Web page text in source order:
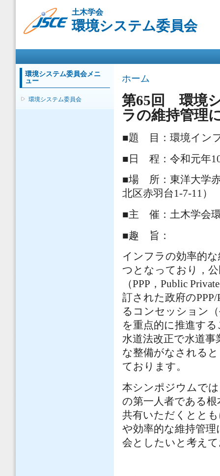
動
土木学会
環境システム委員会
環境システム委員会メニ
ュー
環境システム委員会
現在地
ホーム
第65回 環境
ラの維持管理
■題 目：環境イン
■日 程：令和元年
■場 所：東洋大学
北区赤羽台1-7-11）
■主 催：土木学会
■趣 旨：
インフラの効率的
つとなっており，
（PPP，Public
訂された政府の
るコンセッション
を重点的に推進す
水道法改正で水道
な整備がなされる
ております。
本シンポジウムで
の第一人者である
共有いただくとと
や効率的な維持管
会としたいと考え